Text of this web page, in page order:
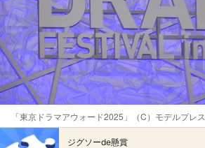
「東京ドラマアウォード2025」（C）モデルプレス
ジグソーde懸賞